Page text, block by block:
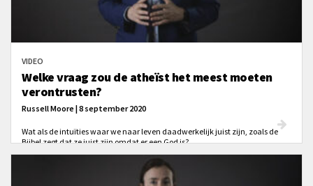
VIDEO
Welke vraag zou de atheïst het meest moeten
verontrusten?
Russell Moore | 8 september 2020
Wat als de intuïties waar we naar leven daadwerkelijk juist zijn, zoals de
Bijbel zegt dat ze juist zijn omdat er een God is?